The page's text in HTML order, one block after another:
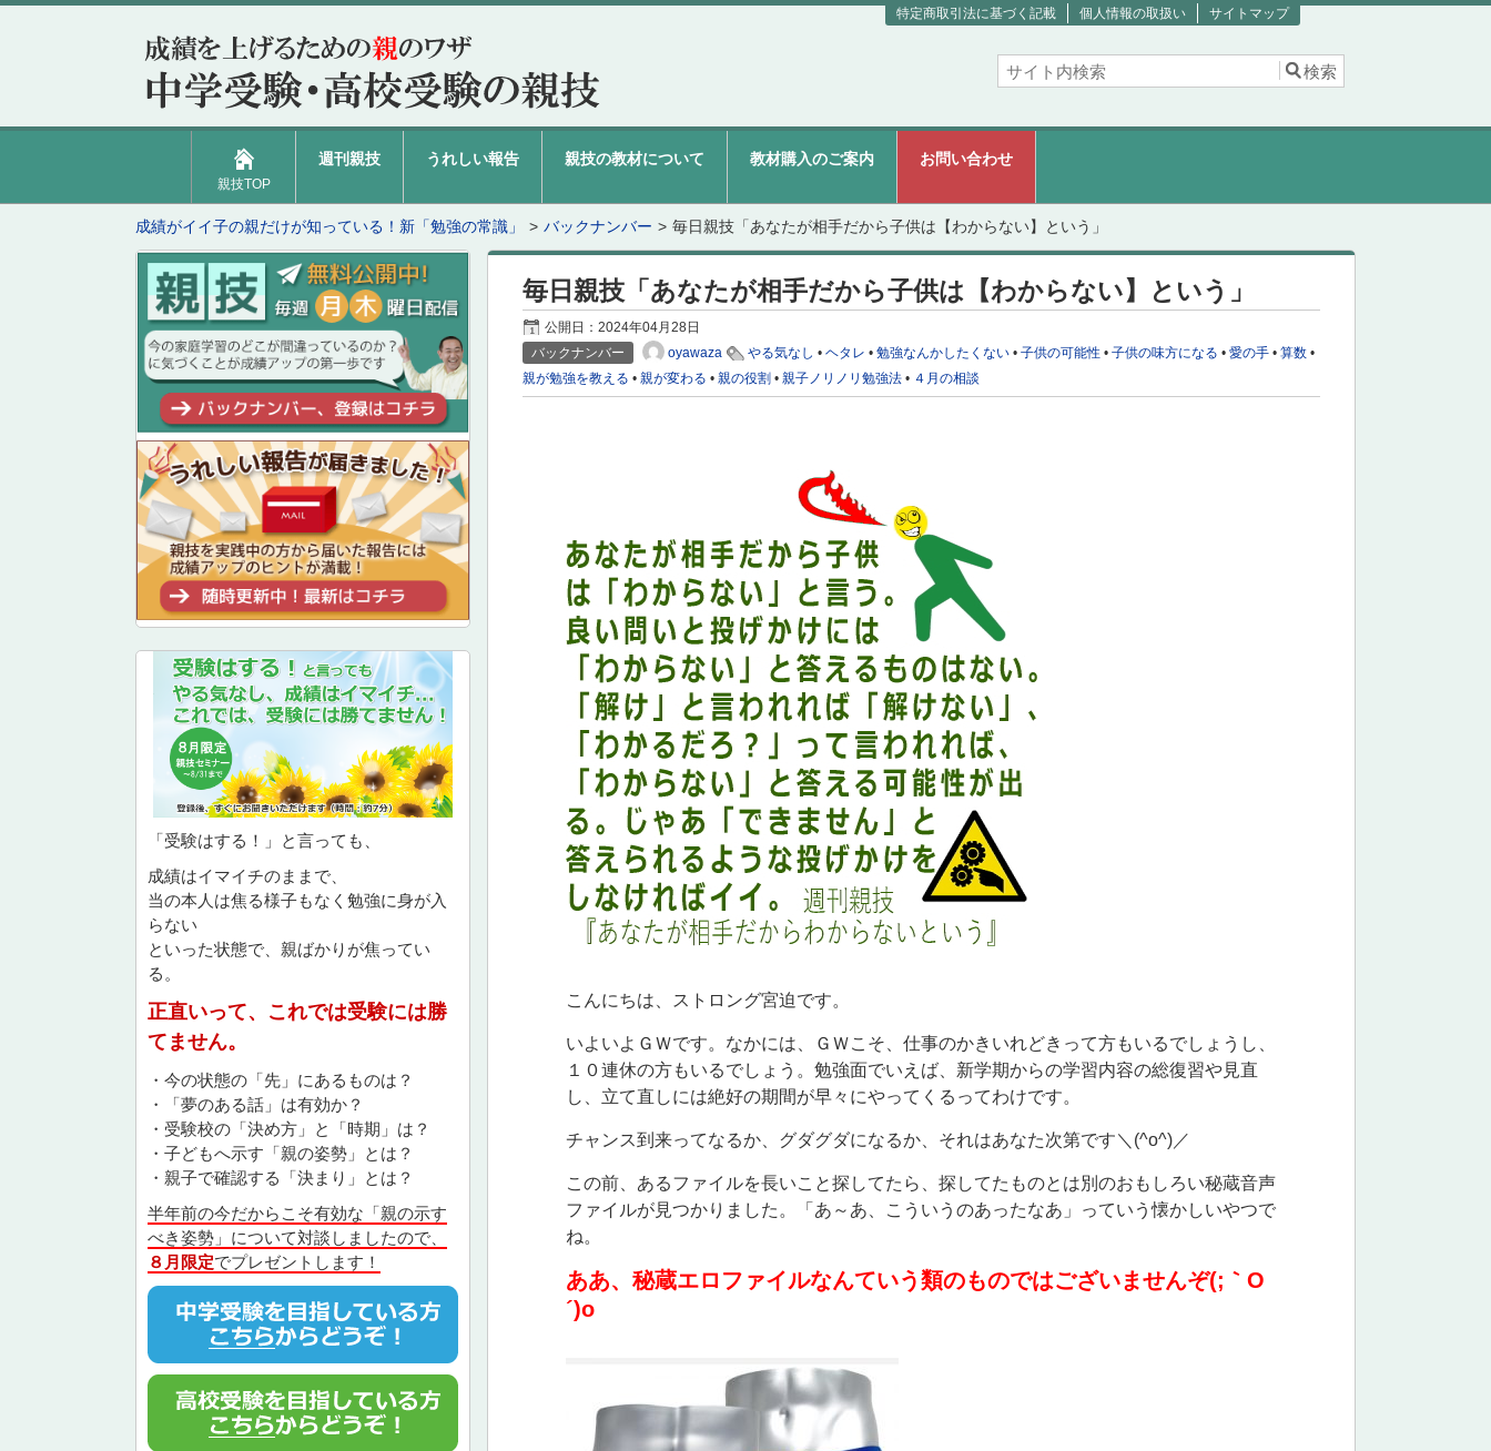
サイトマップ
個人情報の取扱い
特定商取引法に基づく記載
親技TOP
週刊親技 うれしい報告 親技の教材について 教材購入のご案内 お問い合わせ
成績がイイ子の親だけが知っている！新「勉強の常識」 バックナンバー 毎日親技「あなたが相手だから子供は【わからない】という」
毎日親技「あなたが相手だから子供は【わからない】という」
公開日：2024年04月28日
バックナンバー
oyawaza やる気なし •ヘタレ •勉強なんかしたくない •子供の可能性 •子供の味方になる •愛の手 •算数 •
親が勉強を教える •親が変わる •親の役割 •親子ノリノリ勉強法 • ４月の相談
こんにちは、ストロング宮迫です。
いよいよＧＷです。なかには、ＧＷこそ、仕事のかきいれどきって方もいるでしょうし、
１０連休の方もいるでしょう。勉強面でいえば、新学期からの学習内容の総復習や見直
し、立て直しには絶好の期間が早々にやってくるってわけです。
チャンス到来ってなるか、グダグダになるか、それはあなた次第です＼(^o^)／
この前、あるファイルを長いこと探してたら、探してたものとは別のおもしろい秘蔵音声
ファイルが見つかりました。「あ～あ、こういうのあったなあ」っていう懐かしいやつで
ね。
ああ、秘蔵エロファイルなんていう類のものではございませんぞ(;｀O
´)o
「受験はする！」と言っても、
成績はイマイチのままで、
当の本人は焦る様子もなく勉強に身が入
らない
といった状態で、親ばかりが焦ってい
る。
正直いって、これでは受験には勝
てません。
・今の状態の「先」にあるものは？
・「夢のある話」は有効か？
・受験校の「決め方」と「時期」は？
・子どもへ示す「親の姿勢」とは？
・親子で確認する「決まり」とは？
半年前の今だからこそ有効な「親の示す
べき姿勢」について対談しましたので、
８月限定でプレゼントします！